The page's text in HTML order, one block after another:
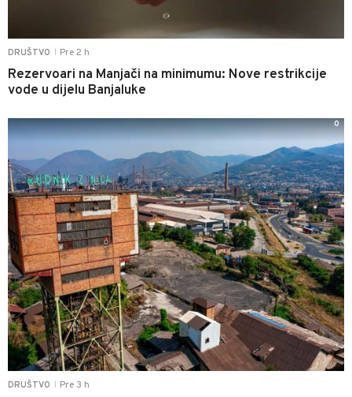
DRUŠTVO Pre 2 h
Rezervoari na Manjači na minimumu: Nove restrikcije
vode u dijelu Banjaluke
DRUŠTVO Pre 3 h
0